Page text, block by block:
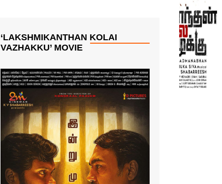
‘LAKSHMIKANTHAN KOLAI
VAZHAKKU’ MOVIE